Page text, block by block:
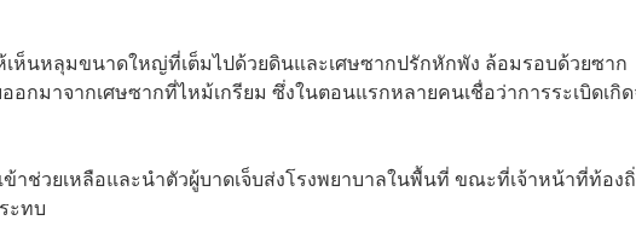
เห็นหลุมขนาดใหญ่ที่เต็มไปด้วยดินและเศษซากปรักหักพัง ล้อมรอบด้วยซาก
กมาจากเศษซากที่ไหม้เกรียม ซึ่งในตอนแรกหลายคนเชื่อว่าการระเบิดเกิ
าช่วยเหลือและนำตัวผู้บาดเจ็บส่งโรงพยาบาลในพื้นที่ ขณะที่เจ้าหน้าที่ท้อง
ะทบ